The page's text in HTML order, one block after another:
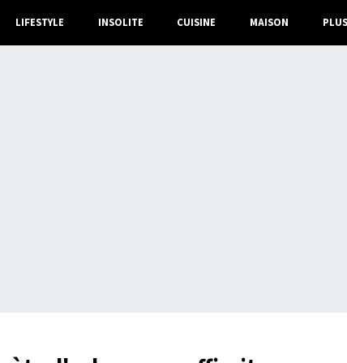
LIFESTYLE INSOLITE CUISINE MAISON PLUS